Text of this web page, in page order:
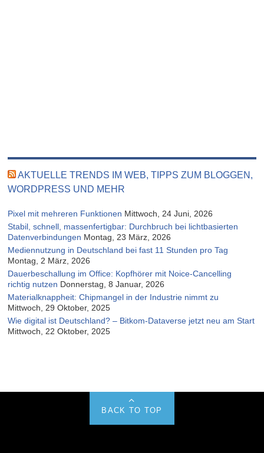
AKTUELLE TRENDS IM WEB, TIPPS ZUM BLOGGEN,
WORDPRESS UND MEHR
Pixel mit mehreren Funktionen Mittwoch, 24 Juni, 2026
Stabil, schnell, massenfertigbar: Durchbruch bei lichtbasierten
Datenverbindungen Montag, 23 März, 2026
Mediennutzung in Deutschland bei fast 11 Stunden pro Tag
Montag, 2 März, 2026
Dauerbeschallung im Office: Kopfhörer mit Noice-Cancelling
richtig nutzen Donnerstag, 8 Januar, 2026
Materialknappheit: Chipmangel in der Industrie nimmt zu
Mittwoch, 29 Oktober, 2025
Wie digital ist Deutschland? – Bitkom-Dataverse jetzt neu am Start
Mittwoch, 22 Oktober, 2025
BACK TO TOP